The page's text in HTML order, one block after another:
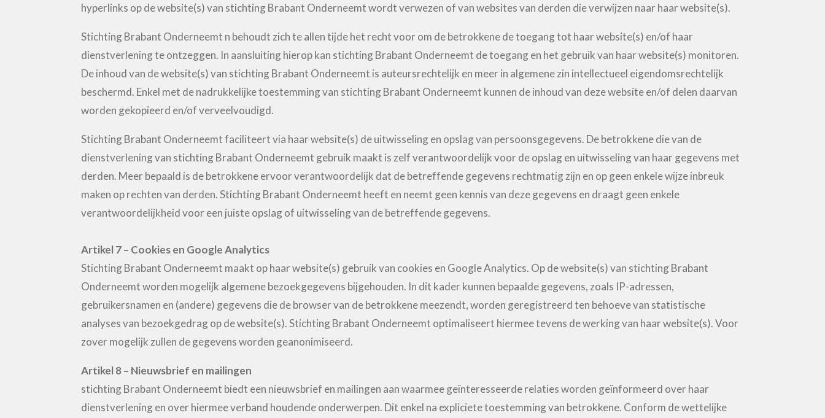
hyperlinks op de website(s) van stichting Brabant Onderneemt wordt verwezen of van websites van derden die verwijzen naar haar website(s).
Stichting Brabant Onderneemt n behoudt zich te allen tijde het recht voor om de betrokkene de toegang tot haar website(s) en/of haar
dienstverlening te ontzeggen. In aansluiting hierop kan stichting Brabant Onderneemt de toegang en het gebruik van haar website(s) monitoren.
De inhoud van de website(s) van stichting Brabant Onderneemt is auteursrechtelijk en meer in algemene zin intellectueel eigendomsrechtelijk
beschermd. Enkel met de nadrukkelijke toestemming van stichting Brabant Onderneemt kunnen de inhoud van deze website en/of delen daarvan
worden gekopieerd en/of verveelvoudigd.
Stichting Brabant Onderneemt faciliteert via haar website(s) de uitwisseling en opslag van persoonsgegevens. De betrokkene die van de
dienstverlening van stichting Brabant Onderneemt gebruik maakt is zelf verantwoordelijk voor de opslag en uitwisseling van haar gegevens met
derden. Meer bepaald is de betrokkene ervoor verantwoordelijk dat de betreffende gegevens rechtmatig zijn en op geen enkele wijze inbreuk
maken op rechten van derden. Stichting Brabant Onderneemt heeft en neemt geen kennis van deze gegevens en draagt geen enkele
verantwoordelijkheid voor een juiste opslag of uitwisseling van de betreffende gegevens.
Artikel 7 – Cookies en Google Analytics
Stichting Brabant Onderneemt maakt op haar website(s) gebruik van cookies en Google Analytics. Op de website(s) van stichting Brabant
Onderneemt worden mogelijk algemene bezoekgegevens bijgehouden. In dit kader kunnen bepaalde gegevens, zoals IP-adressen,
gebruikersnamen en (andere) gegevens die de browser van de betrokkene meezendt, worden geregistreerd ten behoeve van statistische
analyses van bezoekgedrag op de website(s). Stichting Brabant Onderneemt optimaliseert hiermee tevens de werking van haar website(s). Voor
zover mogelijk zullen de gegevens worden geanonimiseerd.
Artikel 8 – Nieuwsbrief en mailingen
stichting Brabant Onderneemt biedt een nieuwsbrief en mailingen aan waarmee geïnteresseerde relaties worden geïnformeerd over haar
dienstverlening en over hiermee verband houdende onderwerpen. Dit enkel na expliciete toestemming van betrokkene. Conform de wettelijke